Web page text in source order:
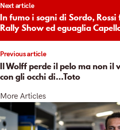
Previous article
Il Wolff perde il pelo ma non il
con gli occhi di…Toto
Next article
In fumo i sogni di Sordo,
Rally Show ed eguaglia
More Articles